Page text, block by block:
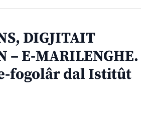
DIGJITAIT
– E-MARILENGHE.
fogolâr dal Istitût